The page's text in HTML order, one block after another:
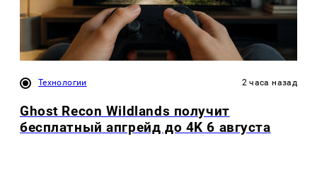
Технологии 2 часа назад
Ghost Recon Wildlands получит
бесплатный апгрейд до 4K 6 августа